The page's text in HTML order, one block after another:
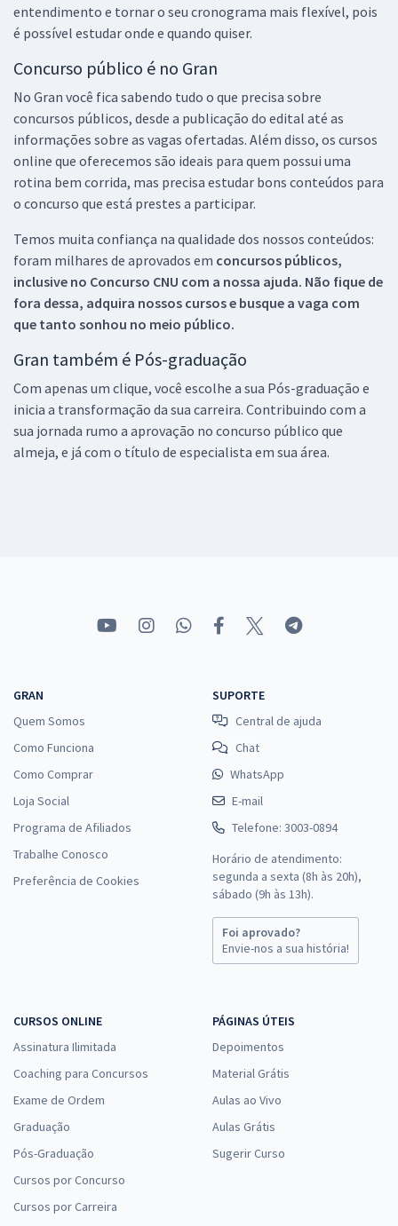
entendimento e tornar o seu cronograma mais flexível, pois
é possível estudar onde e quando quiser.
Concurso público é no Gran
No Gran você fica sabendo tudo o que precisa sobre
concursos públicos, desde a publicação do edital até as
informações sobre as vagas ofertadas. Além disso, os cursos
online que oferecemos são ideais para quem possui uma
rotina bem corrida, mas precisa estudar bons conteúdos para
o concurso que está prestes a participar.
Temos muita confiança na qualidade dos nossos conteúdos:
foram milhares de aprovados em concursos públicos,
inclusive no Concurso CNU com a nossa ajuda. Não fique de
fora dessa, adquira nossos cursos e busque a vaga com
que tanto sonhou no meio público.
Gran também é Pós-graduação
Com apenas um clique, você escolhe a sua Pós-graduação e
inicia a transformação da sua carreira. Contribuindo com a
sua jornada rumo a aprovação no concurso público que
almeja, e já com o título de especialista em sua área.
GRAN
Quem Somos
Como Funciona
Como Comprar
Loja Social
Programa de Afiliados
Trabalhe Conosco
Preferência de Cookies
SUPORTE
Central de ajuda
Chat
WhatsApp
E-mail
Telefone: 3003-0894
Horário de atendimento:
segunda a sexta (8h às 20h),
sábado (9h às 13h).
Foi aprovado?
Envie-nos a sua história!
CURSOS ONLINE
Assinatura Ilimitada
Coaching para Concursos
Exame de Ordem
Graduação
Pós-Graduação
Cursos por Concurso
Cursos por Carreira
PÁGINAS ÚTEIS
Depoimentos
Material Grátis
Aulas ao Vivo
Aulas Grátis
Sugerir Curso